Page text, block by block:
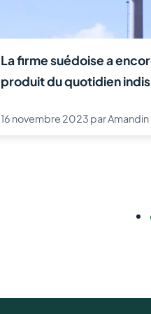
La firme suédoise a
produit du quotidien
16 novembre 2023 parAmandin